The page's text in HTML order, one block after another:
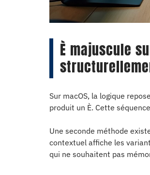
È majuscule
Sur macOS, la logique
produit un È. Cette
Une seconde méthode
contextuel affiche les
qui ne souhaitent pas